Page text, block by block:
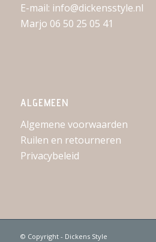
E-mail: info@dickensstyle.nl
Marjo 06 50 25 05 41
ALGEMEEN
Algemene voorwaarden
Ruilen en retourneren
Privacybeleid
© Copyright - Dickens Style